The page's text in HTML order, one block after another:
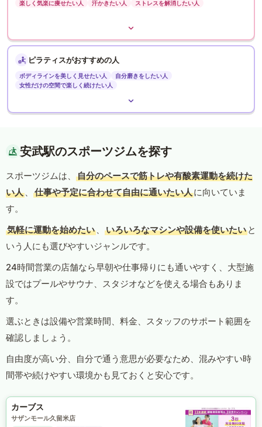
楽しく気楽に痩せたい人 汗かきたい人 ストレスを解消したい人
ピラティスがおすすめの人
ボディラインを美しく見せたい人
自分磨きをしたい人
女性だけの空間で楽しく続けたい人
安武駅のスポーツジムを探す
スポーツジムは、
自分のペースで筋トレや有酸素運動を続けた
い人 、 仕事や予定に合わせて自由に通いたい人に向いていま
す。
気軽に運動を始めたい 、 いろいろなマシンや設備を使いたい と
いう人にも選びやすいジャンルです。
24時間営業の店舗なら早朝や仕事帰りにも通いやすく、大型施
設ではプールやサウナ、スタジオなどを使える場合もありま
す。
選ぶときは設備や営業時間、料金、スタッフのサポート範囲を
確認しましょう。
自由度が高い分、自分で通う意思が必要なため、混みやすい時
間帯や続けやすい環境かも見ておくと安心です。
カーブス
サザンモール久留米店